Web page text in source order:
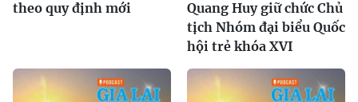
theo quy định mới
Quang Huy giữ chức Chủ
tịch Nhóm đại biểu Quốc
hội trẻ khóa XVI